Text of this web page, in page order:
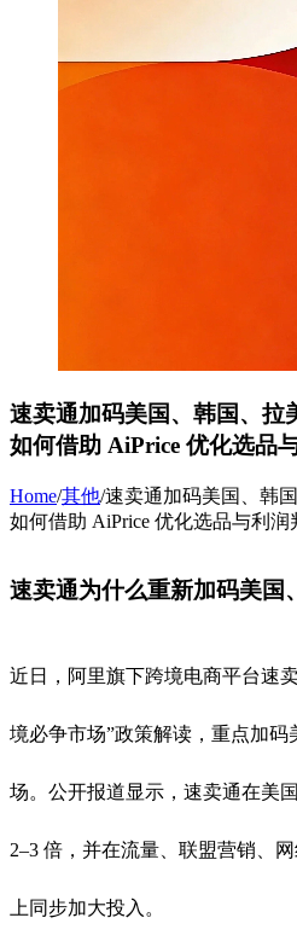
速卖通加码美国、韩国、拉
如何借助 AiPrice 优化选品
Home/其他/速卖通加码美国、韩
如何借助 AiPrice 优化选品与利润
速卖通为什么重新加码美国
近日，阿里旗下跨境电商平台速
境必争市场”政策解读，重点加
场。公开报道显示，速卖通在美
2–3 倍，并在流量、联盟营销、
上同步加大投入。